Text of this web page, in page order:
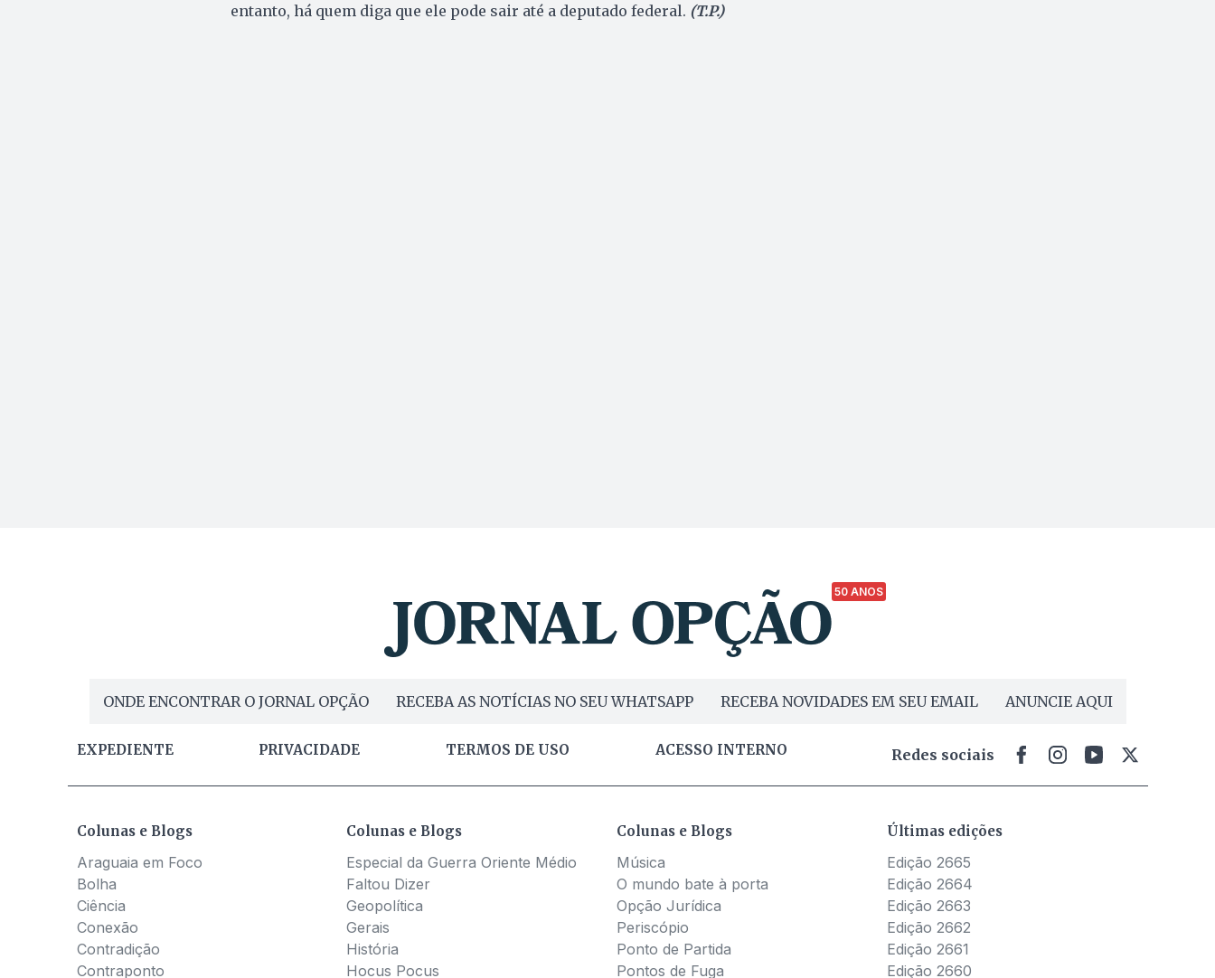
entanto, há quem diga que ele pode sair até a deputado federal. (T.P.)
50 ANOS
ONDE ENCONTRAR O JORNAL OPÇÃO RECEBA AS NOTÍCIAS NO SEU WHATSAPP RECEBA NOVIDADES EM SEU EMAIL ANUNCIE AQUI
EXPEDIENTE PRIVACIDADE TERMOS DE USO ACESSO INTERNO Redes sociais
Colunas e Blogs
Araguaia em Foco
Bolha
Ciência
Conexão
Contradição
Contraponto
Colunas e Blogs
Especial da Guerra Oriente Médio
Faltou Dizer
Geopolítica
Gerais
História
Hocus Pocus
Colunas e Blogs
Música
O mundo bate à porta
Opção Jurídica
Periscópio
Ponto de Partida
Pontos de Fuga
Últimas edições
Edição 2665
Edição 2664
Edição 2663
Edição 2662
Edição 2661
Edição 2660